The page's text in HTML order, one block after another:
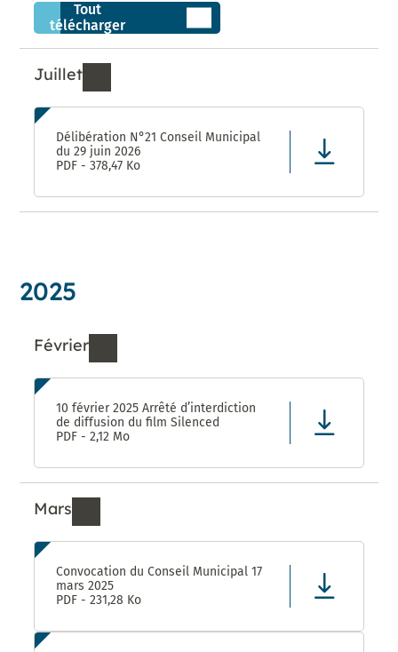
Tout
télécharger
Juillet
Ressources de Juillet 2026
Délibération N°21 Conseil Municipal
du 29 juin 2026
PDF - 378,47 Ko
2025
Février
Ressources de Février 2025
10 février 2025 Arrêté d’interdiction
de diffusion du film Silenced
PDF - 2,12 Mo
Mars
Ressources de Mars 2025
Convocation du Conseil Municipal 17
mars 2025
PDF - 231,28 Ko